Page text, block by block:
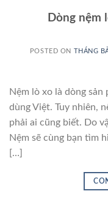
Dòng nệm
POSTED ON THÁNG
Nệm lò xo là dòng
dùng Việt. Tuy nhiên,
phải ai cũng biết. Do
Nệm sẽ cùng bạn tìm
[…]